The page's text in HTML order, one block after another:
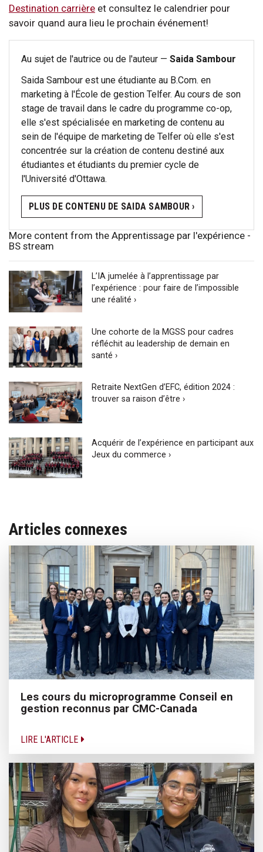
Destination carrière et consultez le calendrier pour
savoir quand aura lieu le prochain événement!
Au sujet de l'autrice ou de l'auteur — Saida Sambour
Saida Sambour est une étudiante au B.Com. en
marketing à l'École de gestion Telfer. Au cours de son
stage de travail dans le cadre du programme co-op,
elle s'est spécialisée en marketing de contenu au
sein de l'équipe de marketing de Telfer où elle s'est
concentrée sur la création de contenu destiné aux
étudiantes et étudiants du premier cycle de
l'Université d'Ottawa.
PLUS DE CONTENU DE SAIDA SAMBOUR ›
More content from the Apprentissage par l'expérience -
BS stream
L’IA jumelée à l’apprentissage par
l’expérience : pour faire de l’impossible
une réalité ›
Une cohorte de la MGSS pour cadres
réfléchit au leadership de demain en
santé ›
Retraite NextGen d’EFC, édition 2024 :
trouver sa raison d’être ›
Acquérir de l’expérience en participant aux
Jeux du commerce ›
Articles connexes
Les cours du microprogramme Conseil en
gestion reconnus par CMC-Canada
LIRE L'ARTICLE